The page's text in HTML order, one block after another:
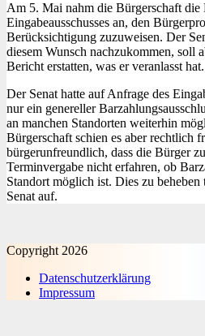
Am 5. Mai nahm die Bürgerschaft die
Eingabeausschusses an, den
Berücksichtigung zuzuweisen. Der
diesem Wunsch nachzukommen, soll
Bericht erstatten, was er veranlasst hat.
Der Senat hatte auf Anfrage des
nur ein genereller
an manchen Standorten weiterhin
Bürgerschaft schien es aber rechtlich
bürgerunfreundlich, dass die Bürger
Terminvergabe nicht erfahren, ob
Standort möglich ist. Dies zu
Senat auf.
Copyright 2026
Datenschutz­erklärung
Impressum